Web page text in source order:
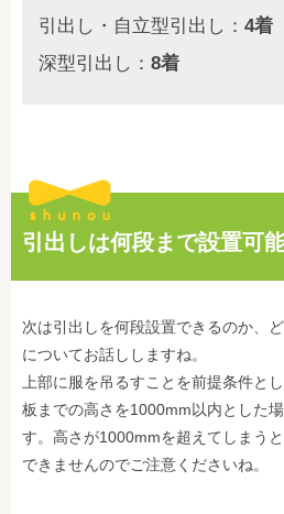
引出し・自立型引出し： 4着
深型引出し： 8着
引出しは何段まで設置可
次は引出しを何段設置できるのか、
についてお話ししますね。
上部に服を吊るすことを前提条件と
板までの高さを1000mm以内とした
す。高さが1000mmを超えてしまう
できませんのでご注意くださいね。